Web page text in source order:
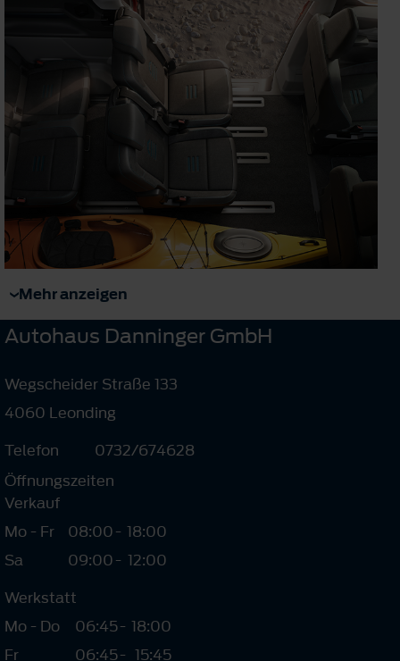
Mehr anzeigen
Autohaus Danninger GmbH
Wegscheider Straße 133
4060 Leonding
Telefon
0732/674628
Öffnungszeiten
Verkauf
Mo - Fr
08:00- 18:00
Sa
09:00- 12:00
Werkstatt
Mo - Do
06:45- 18:00
Fr
06:45- 15:45